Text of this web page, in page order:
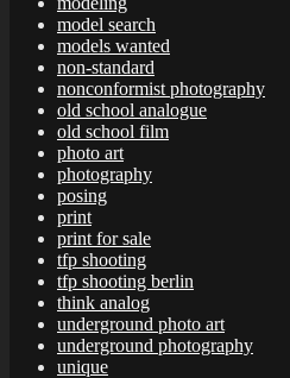
model search
models wanted
non-standard
nonconformist photography
old school analogue
old school film
photo art
photography
posing
print
print for sale
tfp shooting
tfp shooting berlin
think analog
underground photo art
underground photography
unique